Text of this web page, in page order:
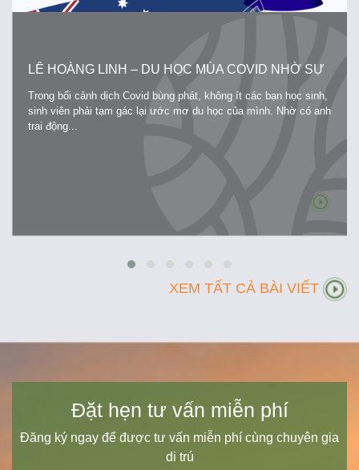
LÊ HOÀNG LINH – DU HỌC MÙA COVID NHỜ SỰ
ĐỘNG VIÊN CỦA ANH TRAI
Trong bối cảnh dịch Covid bùng phát, không ít các bạn học sinh,
sinh viên phải tạm gác lại ước mơ du học của mình. Nhờ có anh
trai động...
XEM TẤT CẢ BÀI VIẾT
Đặt hẹn tư vấn miễn phí
Đăng ký ngay để được tư vấn miễn phí cùng chuyên gia
di trú